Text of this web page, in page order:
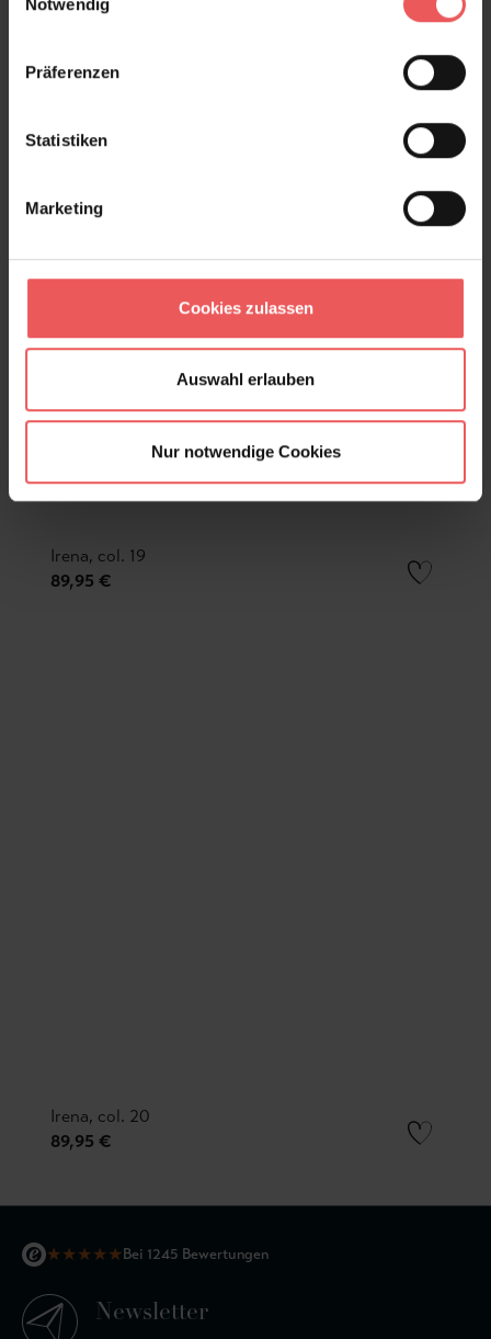
Präferenzen
Statistiken
Marketing
Cookies zulassen
Auswahl erlauben
Nur notwendige Cookies
89,95 €
Irena, col. 19
89,95 €
Irena, col. 20
89,95 €
★★★★★Bei 1245 Bewertungen
Newsletter